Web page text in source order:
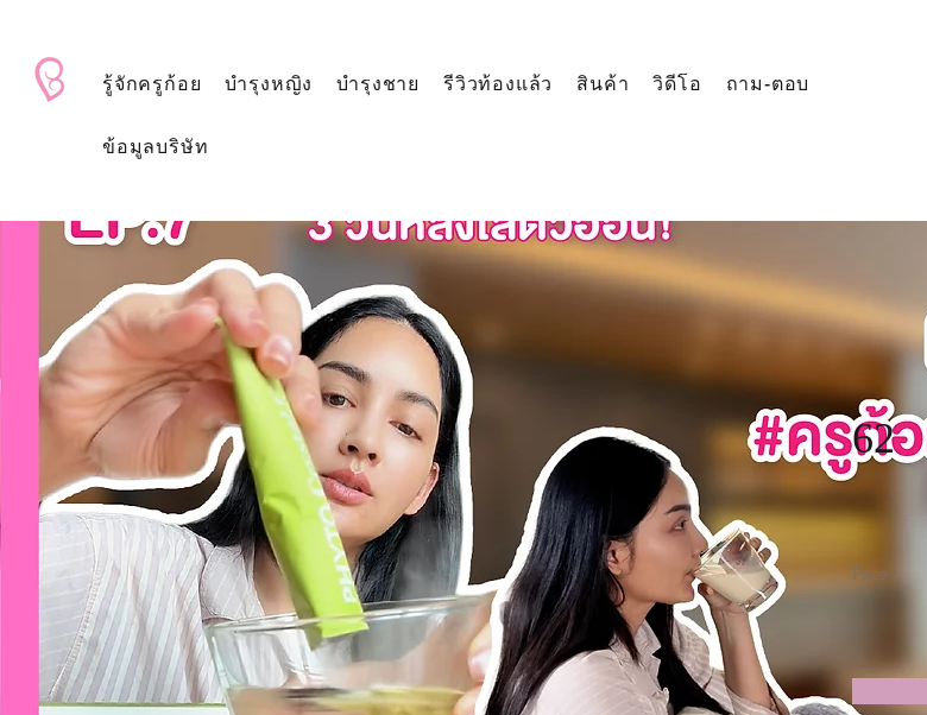
รู้จักครูก้อย บำรุงหญิง บำรุงชาย รีวิวท้องแล้ว สินค้า วิดีโอ ถาม-ตอบ
ข้อมูลบริษัท
62
Price